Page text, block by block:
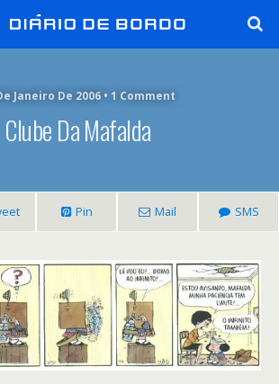
Janeiro De 2006 • 1 Comment
Clube Da Mafalda
Pin Mail SMS